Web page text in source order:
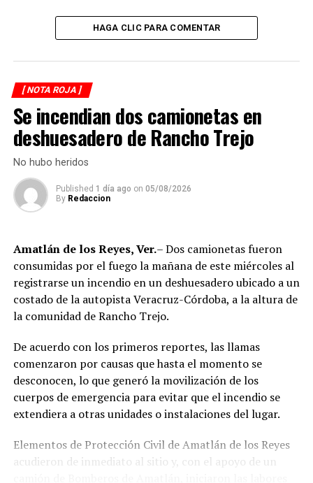
DESPUÉS
Detien a 4 presuntos narcomenudistas
ANTES
Acribillan a ‘Chava’
HAGA CLIC PARA COMENTAR
[ NOTA ROJA ]
Se incendian dos camionetas en
deshuesadero de Rancho Trejo
No hubo heridos
Published 1 día ago on 05/08/2026
By Redaccion
Amatlán de los Reyes, Ver.– Dos camionetas fueron
consumidas por el fuego la mañana de este miércoles al
registrarse un incendio en un deshuesadero ubicado a un
costado de la autopista Veracruz-Córdoba, a la altura de
la comunidad de Rancho Trejo.
De acuerdo con los primeros reportes, las llamas
comenzaron por causas que hasta el momento se
desconocen, lo que generó la movilización de los
cuerpos de emergencia para evitar que el incendio se
extendiera a otras unidades o instalaciones del lugar.
Elementos de Protección Civil de Amatlán de los Reyes
acudieron de inmediato al sitio y, con el apoyo de un